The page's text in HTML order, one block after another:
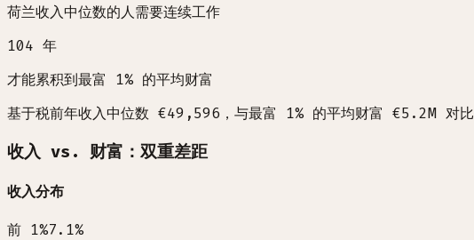
荷兰收入中位数的人需要连续工作
104 年
才能累积到最富 1% 的平均财富
基于税前年收入中位数 €49,596，与最富 1% 的平均财富 €5.2M 对比
收入 vs. 财富：双重差距
收入分布
前 1%7.1%